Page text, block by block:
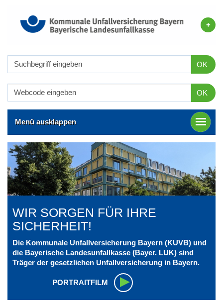
OK
OK
Menü ausklappen
WIR SORGEN FÜR IHRE
SICHERHEIT!
Die Kommunale Unfallversicherung Bayern (KUVB) und
die Bayerische Landesunfallkasse (Bayer. LUK) sind
Träger der gesetzlichen Unfallversicherung in Bayern.
PORTRAITFILM